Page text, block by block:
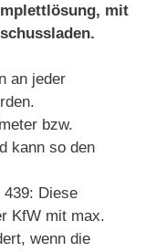
mit
an jeder
bzw.
kann so den
439: Diese
KfW mit max.
wenn die